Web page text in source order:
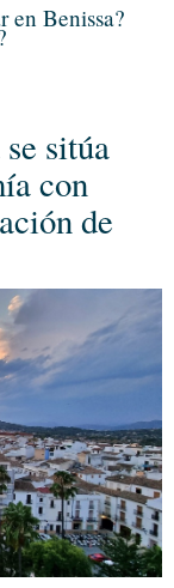
en Benissa?
sitúa
con
de